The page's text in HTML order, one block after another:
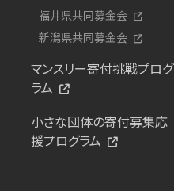
福井県共同募金会
新潟県共同募金会
マンスリー寄付挑戦プログ
ラム
小さな団体の寄付募集応
援プログラム